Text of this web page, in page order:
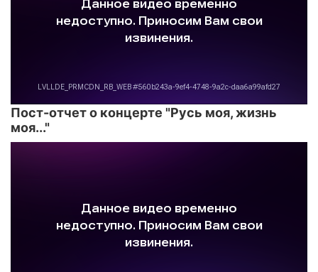
Пост-отчет о концерте "Русь моя, жизнь
моя..."